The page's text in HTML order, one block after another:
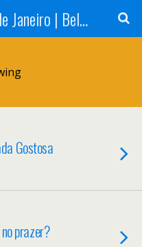
Acompanhantes Rio de Janeiro | Belas e Cia
Gostosa
prazer?